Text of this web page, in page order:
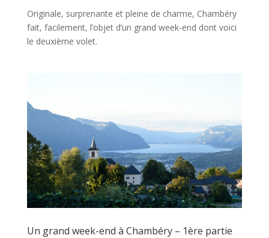
Originale, surprenante et pleine de charme, Chambéry
fait, facilement, l’objet d’un grand week-end dont voici
le deuxième volet.
Un grand week-end à Chambéry – 1ère partie